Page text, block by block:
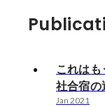
これは
社合宿の
Jan 2021